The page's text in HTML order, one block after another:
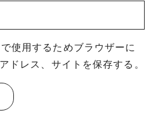
使用するためブラウザーに
ドレス、サイトを保存する。